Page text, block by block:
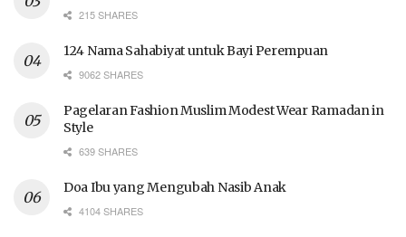
215 SHARES
124 Nama Sahabiyat untuk Bayi Perempuan
9062 SHARES
Pagelaran Fashion Muslim Modest Wear Ramadan in
Style
639 SHARES
Doa Ibu yang Mengubah Nasib Anak
4104 SHARES